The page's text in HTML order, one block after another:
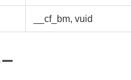
__cf_bm, vuid